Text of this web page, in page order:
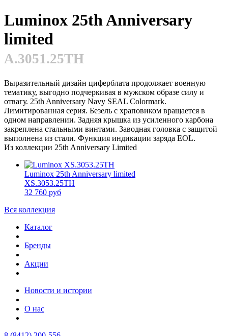
Luminox 25th Anniversary
limited
A.3051.25TH
Выразительный дизайн циферблата продолжает военную
тематику, выгодно подчеркивая в мужском образе силу и
отвагу. 25th Anniversary Navy SEAL Colormark.
Лимитированная серия. Безель с храповиком вращается в
одном направлении. Задняя крышка из усиленного карбона
закреплена стальными винтами. Заводная головка с защитой
выполнена из стали. Функция индикации заряда EOL.
Из коллекции 25th Anniversary Limited
Luminox 25th Anniversary limited
XS.3053.25TH
32 760 руб
Вся коллекция
Каталог
Бренды
Акции
Новости и истории
О нас